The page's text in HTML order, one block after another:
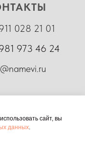
028 21 01
973 46 24
сайт, вы
данных.